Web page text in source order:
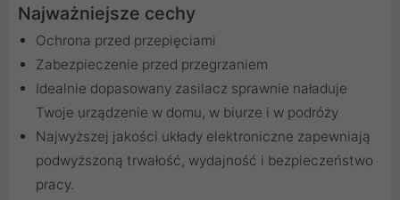
Najważniejsze cechy
Ochrona przed przepięciami
Zabezpieczenie przed przegrzaniem
Idealnie dopasowany zasilacz sprawnie naładuje
Twoje urządzenie w domu, w biurze i w podróży
Najwyższej jakości układy elektroniczne zapewniają
podwyższoną trwałość, wydajność i bezpieczeństwo
pracy.